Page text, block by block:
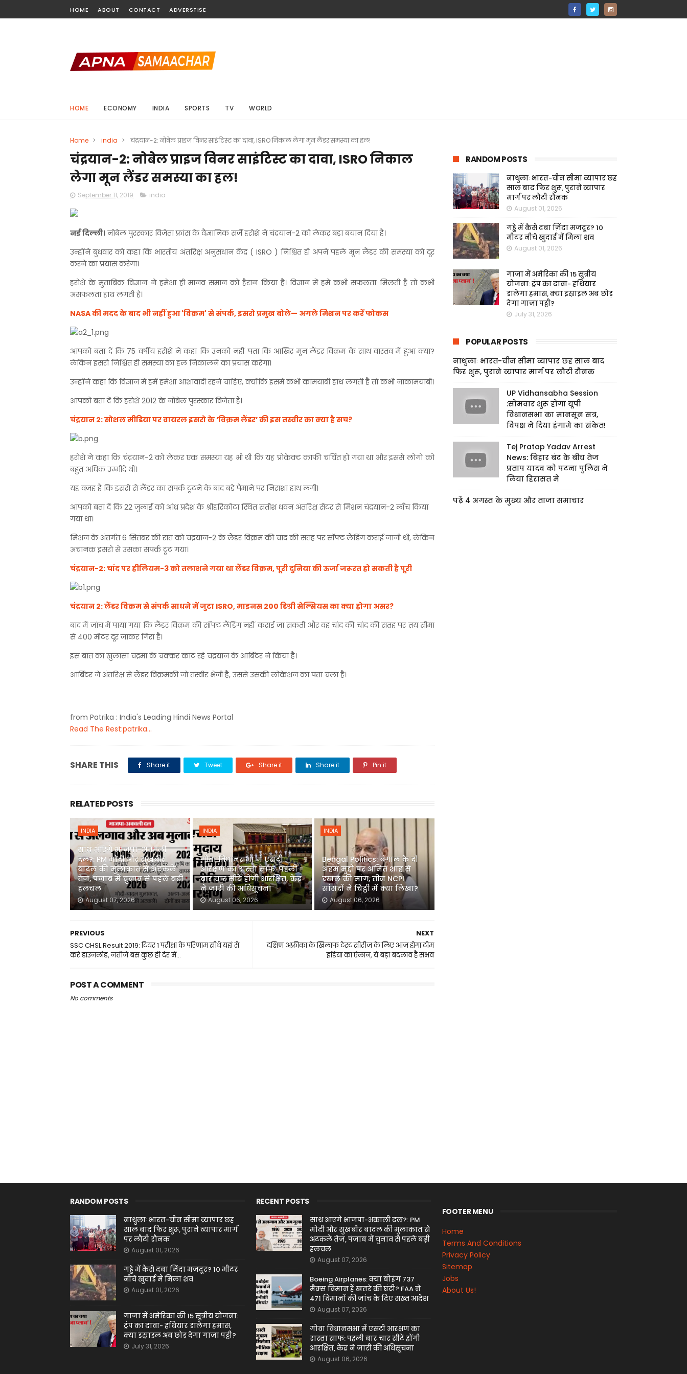
HOME ABOUT CONTACT ADVERSTISE
HOME ECONOMY INDIA SPORTS TV WORLD
Home > india > चंद्रयान-2: नोबेल प्राइज विनर साइंटिस्ट का दावा, ISRO निकाल लेगा मून लैंडर समस्या का हल!
चंद्रयान-2: नोबेल प्राइज विनर साइंटिस्ट का दावा, ISRO निकाल
लेगा मून लैंडर समस्या का हल!
September 11, 2019 india
नई दिल्ली। नोबेल पुरस्कार विजेता फ्रांस के वैज्ञानिक सर्जे हरोशे ने चंद्रयान-2 को लेकर बड़ा बयान दिया है।
उन्होंने बुधवार को कहा कि भारतीय अंतरिक्ष अनुसंधान केंद्र ( ISRO ) निश्चित ही अपने पहले मून लैंडर की समस्या को दूर
करने का प्रयास करेगा।
हरोशे के मुताबिक विज्ञान ने हमेशा ही मानव समान को हैरान किया है। विज्ञान में हमें कभी सफलता मिलती है तो कभी
असफलता हाथ लगती है।
NASA की मदद के बाद भी नहीं हुआ 'विक्रम' से संपर्क, इसरो प्रमुख बोले— अगले मिशन पर करें फोकस
आपको बता दें कि 75 वर्षीय हरोशे ने कहा कि उनको नहीं पता कि आखिर मून लैंडर विक्रम के साथ वास्तव में हुआ क्या?
लेकिन इसरो निश्चित ही समस्या का हल निकालने का प्रयास करेगा।
उन्होंने कहा कि विज्ञान में हमें हमेशा आशावादी रहने चाहिए, क्योंकि इसमें कभी कामयाबी हाथ लगती है तो कभी नाकामयाबी।
आपको बता दें कि हरोशे 2012 के नोबेल पुरस्कार विजेता हैं।
चंद्रयान 2: सोशल मीडिया पर वायरल इसरो के ‘विक्रम लैंडर’ की इस तस्वीर का क्या है सच?
हरोशे ने कहा कि चंद्रयान-2 को लेकर एक समस्या यह भी थी कि यह प्रोकेक्ट काफी चर्चित हो गया था और इससे लोगों को
बहुत अधिक उम्मीदें थीं।
यह वजह है कि इसरो से लैंडर का संपर्क टूटने के बाद बड़े पैमाने पर निराशा हाथ लगी।
आपको बता दें कि 22 जुलाई को आंध्र प्रदेश के श्रीहरिकोटा स्थित सतीश धवन अंतरिक्ष सेंटर से मिशन चंद्रयान-2 लॉंच किया
गया था।
मिशन के अंतर्गत 6 सितंबर की रात को चंद्रयान-2 के लैंडर विक्रम की चांद की सतह पर सॉफ्ट लैंडिंग कराई जानी थी, लेकिन
अचानक इसरो से उसका संपर्क टूट गया।
चंद्रयान-2: चांद पर हीलियम-3 को तलाशने गया था लैंडर विक्रम, पूरी दुनिया की ऊर्जा जरूरत हो सकती है पूरी
चंद्रयान 2: लैंडर विक्रम से संपर्क साधने में जुटा ISRO, माइनस 200 डिग्री सेल्सियस का क्या होगा असर?
बाद में जांच में पाया गया कि लैंडर विक्रम की सॉफ्ट लैंडिंग नहीं कराई जा सकती और वह चांद की चांद की सतह पर तय सीमा
से 400 मीटर दूर जाकर गिरा है।
इस बात का खुलासा चंद्रमा के चक्कर काट रहे चंद्रयान के आर्बिटर ने किया है।
आर्बिटर ने अंतरिक्ष से लैंडर विक्रमकी जो तस्वीर भेजी है, उससे उसकी लोकेशन का पता चला है।
from Patrika : India's Leading Hindi News Portal
Read The Rest:patrika...
SHARE THIS Share it Tweet Share it Share it Pin it
RELATED POSTS
INDIA
साथ आएंगे भाजपा-अकाली
दल?: PM मोदी और सुखबीर
बादल की मुलाकात से अटकलें
तेज, पंजाब में चुनाव से पहले बढ़ी
हलचल
August 07, 2026
INDIA
गोवा विधानसभा में एसटी
आरक्षण का रास्ता साफ: पहली
बार चार सीटें होंगी आरक्षित, केंद्र
ने जारी की अधिसूचना
August 06, 2026
INDIA
Bengal Politics: बंगाल के दो
अहम मुद्दों पर अमित शाह से
दखल की मांग, तीन NCPI
सांसदों ने चिट्ठी में क्या लिखा?
August 06, 2026
NEXT
दक्षिण अफ्रीका के खिलाफ टेस्ट सीरीज के लिए आज होगा टीम
इंडिया का ऐलान, ये बड़ा बदलाव है संभव
PREVIOUS
SSC CHSL Result 2019: टियर 1 परीक्षा के परिणाम सीधे यहां से
करें डाउनलोड, नतीजे बस कुछ ही देर में...
POST A COMMENT
No comments
RANDOM POSTS
नाथुलाः भारत-चीन सीमा व्यापार छह
साल बाद फिर शुरू, पुराने व्यापार
मार्ग पर लौटी रौनक
August 01, 2026
गड्ढे में कैसे दबा ज़िंदा मजदूर? 10
मीटर नीचे खुदाई में मिला शव
August 01, 2026
गाजा में अमेरिका की 15 सूत्रीय
योजना: ट्रंप का दावा- हथियार
डालेगा हमास, क्या इस्राइल अब छोड़
देगा गाजा पट्टी?
July 31, 2026
POPULAR POSTS
नाथुलाः भारत-चीन सीमा व्यापार छह साल बाद
फिर शुरू, पुराने व्यापार मार्ग पर लौटी रौनक
UP Vidhansabha Session
:सोमवार शुरू होगा यूपी
विधानसभा का मानसून सत्र,
विपक्ष ने दिया हंगामे का संकेत!
Tej Pratap Yadav Arrest
News: बिहार बंद के बीच तेज
प्रताप यादव को पटना पुलिस ने
लिया हिरासत में
पढ़ें 4 अगस्त के मुख्य और ताजा समाचार
RANDOM POSTS
नाथुलाः भारत-चीन सीमा व्यापार छह
साल बाद फिर शुरू, पुराने व्यापार मार्ग
पर लौटी रौनक
August 01, 2026
गड्ढे में कैसे दबा ज़िंदा मजदूर? 10 मीटर
नीचे खुदाई में मिला शव
August 01, 2026
गाजा में अमेरिका की 15 सूत्रीय योजना:
ट्रंप का दावा- हथियार डालेगा हमास,
क्या इस्राइल अब छोड़ देगा गाजा पट्टी?
July 31, 2026
RECENT POSTS
साथ आएंगे भाजपा-अकाली दल?: PM
मोदी और सुखबीर बादल की मुलाकात से
अटकलें तेज, पंजाब में चुनाव से पहले बढ़ी
हलचल
August 07, 2026
Boeing Airplanes: क्या बोइंग 737
मैक्स विमान हैं खतरे की घंटी? FAA ने
471 विमानों की जांच के दिए सख्त आदेश
August 07, 2026
गोवा विधानसभा में एसटी आरक्षण का
रास्ता साफ: पहली बार चार सीटें होंगी
आरक्षित, केंद्र ने जारी की अधिसूचना
August 06, 2026
FOOTER MENU
Home
Terms And Conditions
Privacy Policy
Sitemap
Jobs
About Us!